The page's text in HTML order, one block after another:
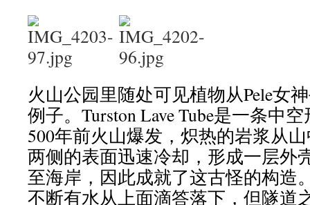
火山公园里随处可见植物从Pele女
例子。Turston Lave Tube是一条中
500年前火山爆发，炽热的岩浆从
两侧的表面迅速冷却，形成一层外
至海岸，因此成就了这古怪的构造
不断有水从上面滴答落下，但隧道